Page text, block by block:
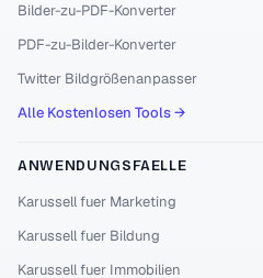
Bilder-zu-PDF-Konverter
PDF-zu-Bilder-Konverter
Twitter Bildgrößenanpasser
Alle Kostenlosen Tools →
ANWENDUNGSFAELLE
Karussell fuer Marketing
Karussell fuer Bildung
Karussell fuer Immobilien